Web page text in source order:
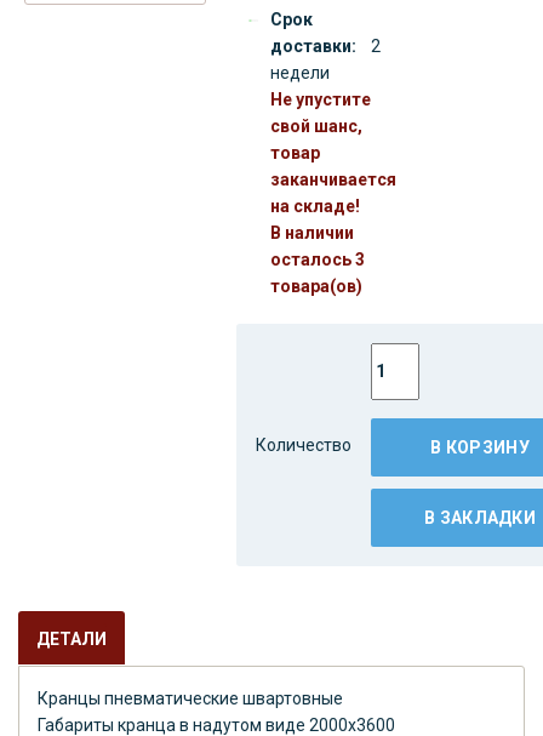
Срок
доставки:
2
недели
Не упустите
свой шанс,
товар
заканчивается
на складе!
В наличии
осталось 3
товара(ов)
Количество В КОРЗИНУ
В ЗАКЛАДКИ
ДЕТАЛИ
Кранцы пневматические швартовные
Габариты кранца в надутом виде 2000х3600